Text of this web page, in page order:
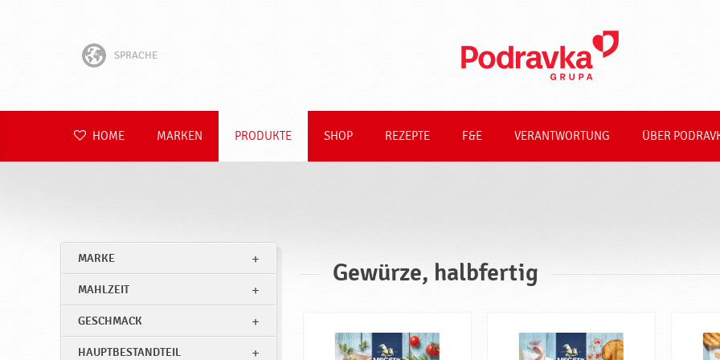
SPRACHE
Hrvatski
Polski
Română
HOME MARKEN PRODUKTE SHOP REZEPTE F&E VERANTWORTUNG ÜBER
MARKE
MAHLZEIT
GESCHMACK
HAUPTBESTANDTEIL
Gewürze, halbfertig